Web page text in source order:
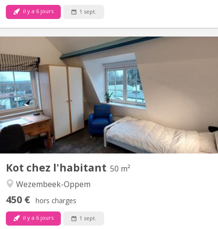
il y a 6 jours 1 sept.
Kot chez l'habitant 50 m²
Wezembeek-Oppem
450 € hors charges
il y a 6 jours 1 sept.
1 belle et spacieuse chambre d’étudiant chez l’habitant dans un
appartement deux chambres entièrement rénové avec sdb
privative par chambre. Hall avec toilette séparée et débarras.
Cuisine commune entièrement équipée avec four micro ondes et
air chaud, frigo et rangements. Proximité bus 76 et...